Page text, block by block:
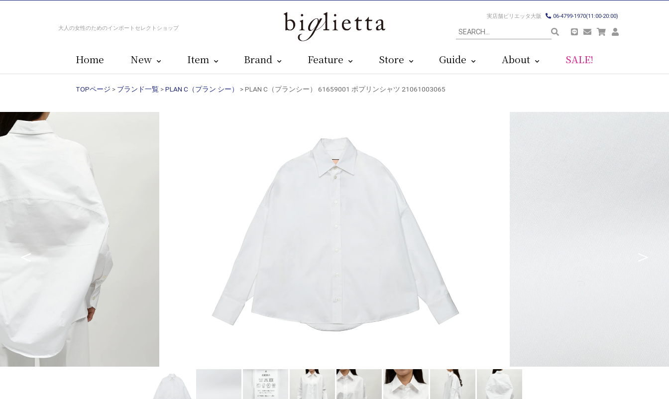
大人の女性のためのインポートセレクトショップ
実店舗ビリエッタ大阪 06-4799-1970(11:00-20:00)
Home New Item Brand Feature Store Guide About SALE!
TOPページ > ブランド一覧 >PLAN C（プラン シー） > PLAN C（プランシー） 61659001 ポプリンシャツ 21061003065